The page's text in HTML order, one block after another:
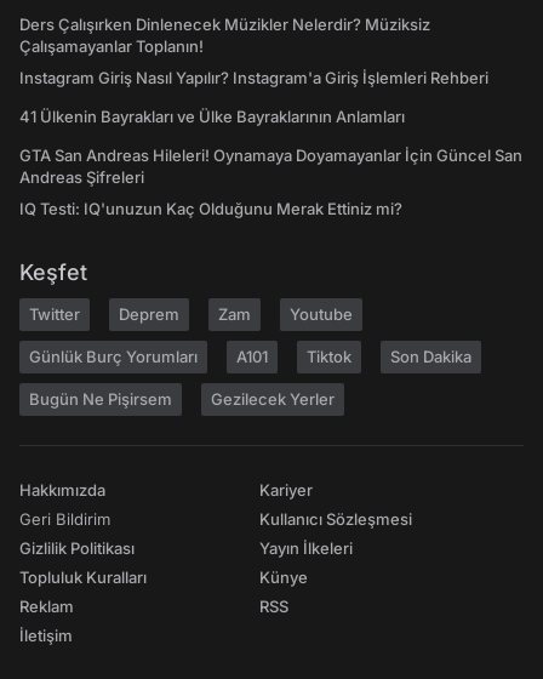
Ders Çalışırken Dinlenecek Müzikler Nelerdir? Müziksiz
Çalışamayanlar Toplanın!
Instagram Giriş Nasıl Yapılır? Instagram'a Giriş İşlemleri Rehberi
41 Ülkenin Bayrakları ve Ülke Bayraklarının Anlamları
GTA San Andreas Hileleri! Oynamaya Doyamayanlar İçin Güncel San
Andreas Şifreleri
IQ Testi: IQ'unuzun Kaç Olduğunu Merak Ettiniz mi?
Keşfet
Twitter Deprem Zam Youtube
Günlük Burç Yorumları A101 Tiktok Son Dakika
Bugün Ne Pişirsem Gezilecek Yerler
Hakkımızda
Geri Bildirim
Gizlilik Politikası
Topluluk Kuralları
Reklam
İletişim
Kariyer
Kullanıcı Sözleşmesi
Yayın İlkeleri
Künye
RSS